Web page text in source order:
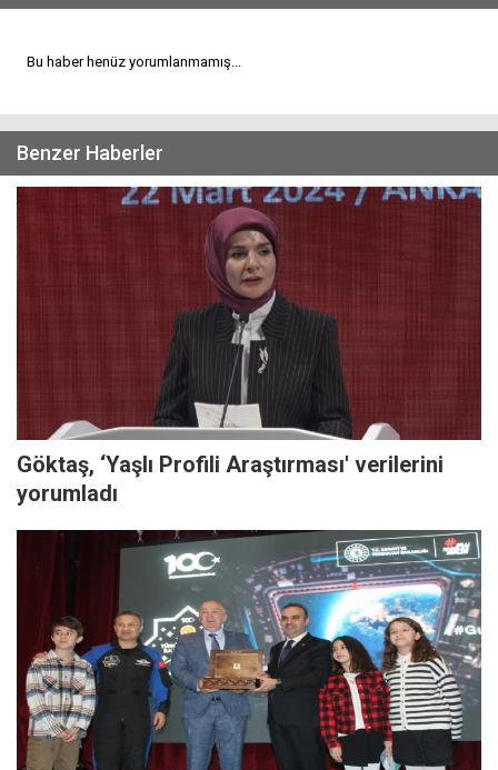
Bu haber henüz yorumlanmamış...
Benzer Haberler
Göktaş, ‘Yaşlı Profili Araştırması' verilerini
yorumladı